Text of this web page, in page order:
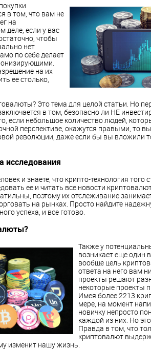
в том, что вам не
на
деле, если у вас
чтобы
нет
по себе делает
на их
ее столько,
Это тема для целой статьи. Но
в том, безопасно ли НЕ
если небольшое количество людей,
перспективе, окажутся правыми, то
революции, даже если бы вы вложили
исследования
и знаете, что крипто-технология того
ее и читать все новости
поэтому их отслеживание
на рынках. Просто найдите
успеха, и все готово.
Также у
возникает еще один
вообще цель
ответа на него вам
проекты решают
некоторые проекты
Имея более 2213
мере, на момент
новичку непросто
каждой из них. Но
Правда в том, что
криптовалют
изменит нашу жизнь.